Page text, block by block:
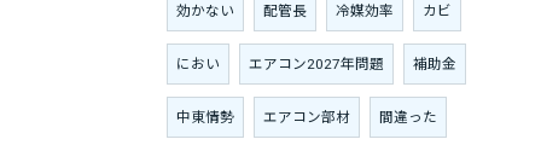
効かない 配管長 冷媒効率 カビ
におい エアコン2027年問題 補助金
中東情勢 エアコン部材 間違った